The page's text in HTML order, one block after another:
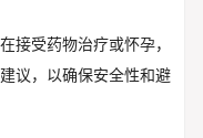
接受药物治疗或怀孕，
议，以确保安全性和避